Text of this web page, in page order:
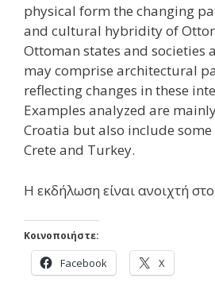
physical form the changing
and cultural hybridity of
Ottoman states and societies
may comprise architectural
reflecting changes in these
Examples analyzed are
Croatia but also include
Crete and Turkey.
Η εκδήλωση είναι ανοιχτή
Κοινοποιήστε:
Facebook X